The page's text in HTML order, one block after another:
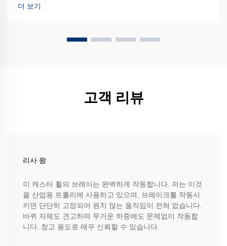
더 보기
고객 리뷰
리사 왕
이 캐스터 휠의 브레이는 완벽하게 작동합니다. 저는 이것
을 산업용 트롤리에 사용하고 있으며, 브레이크를 작동시
키면 단단히 고정되어 원치 않는 움직임이 전혀 없습니다.
바퀴 자체도 견고하며 무거운 하중에도 문제없이 작동합
니다. 창고 용도로 매우 신뢰할 수 있습니다.